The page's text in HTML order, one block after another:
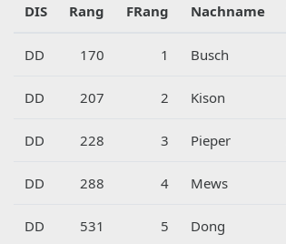
DIS Rang FRang Nachname
DD 170 1 Busch
DD 207 2 Kison
DD 228 3 Pieper
DD 288 4 Mews
DD 531 5 Dong